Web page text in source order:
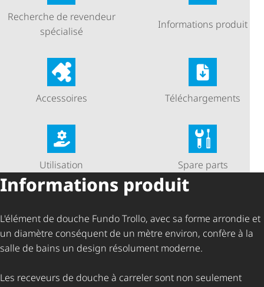
Recherche de revendeur
spécialisé
Informations produit
Accessoires Télé­char­ge­ments
Utilisation Spare parts
Informations produit
L'élément de douche Fundo Trollo, avec sa forme arrondie et
un diamètre conséquent de un mètre environ, confère à la
salle de bains un design résolument moderne.
Les receveurs de douche à carreler sont non seulement